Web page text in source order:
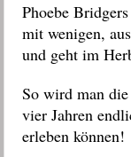
Phoebe
mit wenigen,
und geht im
So wird man
vier Jahren
erleben können!